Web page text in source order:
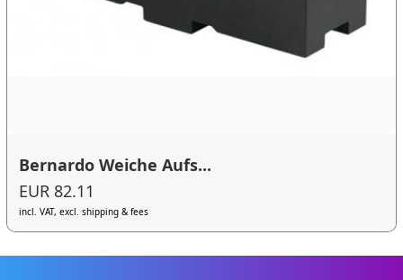
Bernardo Weiche Aufs...
EUR 82.11
incl. VAT, excl. shipping & fees